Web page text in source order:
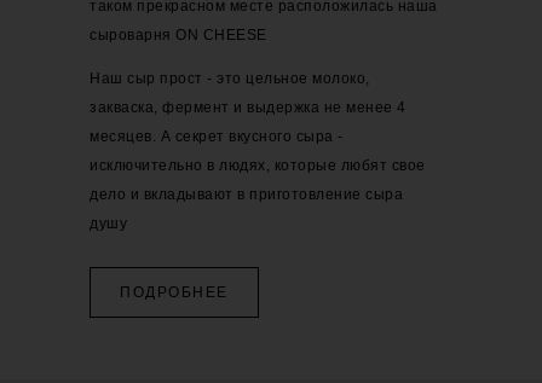
таком прекрасном месте расположилась наша
сыроварня ON CHEESE
Наш сыр прост - это цельное молоко,
закваска, фермент и выдержка не менее 4
месяцев. А секрет вкусного сыра -
исключительно в людях, которые любят свое
дело и вкладывают в приготовление сыра
душу
ПОДРОБНЕЕ